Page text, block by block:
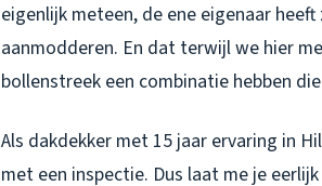
eigenlijk meteen, de ene eigenaar
aanmodderen. En dat terwijl we hier
bollenstreek een combinatie hebben
Als dakdekker met 15 jaar ervaring in
met een inspectie. Dus laat me je